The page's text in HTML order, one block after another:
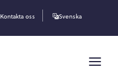
Kontakta oss Svenska